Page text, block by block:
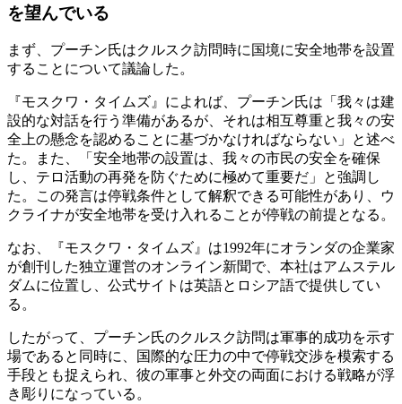
を望んでいる
まず、プーチン氏はクルスク訪問時に国境に安全地帯を設置
することについて議論した。
『モスクワ・タイムズ』によれば、プーチン氏は「我々は建
設的な対話を行う準備があるが、それは相互尊重と我々の安
全上の懸念を認めることに基づかなければならない」と述べ
た。また、「安全地帯の設置は、我々の市民の安全を確保
し、テロ活動の再発を防ぐために極めて重要だ」と強調し
た。この発言は停戦条件として解釈できる可能性があり、ウ
クライナが安全地帯を受け入れることが停戦の前提となる。
なお、『モスクワ・タイムズ』は1992年にオランダの企業家
が創刊した独立運営のオンライン新聞で、本社はアムステル
ダムに位置し、公式サイトは英語とロシア語で提供してい
る。
したがって、プーチン氏のクルスク訪問は軍事的成功を示す
場であると同時に、国際的な圧力の中で停戦交渉を模索する
手段とも捉えられ、彼の軍事と外交の両面における戦略が浮
き彫りになっている。